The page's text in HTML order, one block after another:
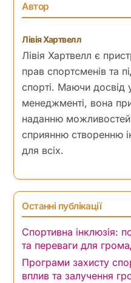
Автор
Лівія Хартвелл
Лівія Хартвелл є
прав спортсменів та
спорті. Маючи досвід
менеджменті, вона
наданню
сприянню створенню
для всіх.
Останні публікації
Спортивна інклюзія:
та переваги для
Програми захисту
вплив та залучення